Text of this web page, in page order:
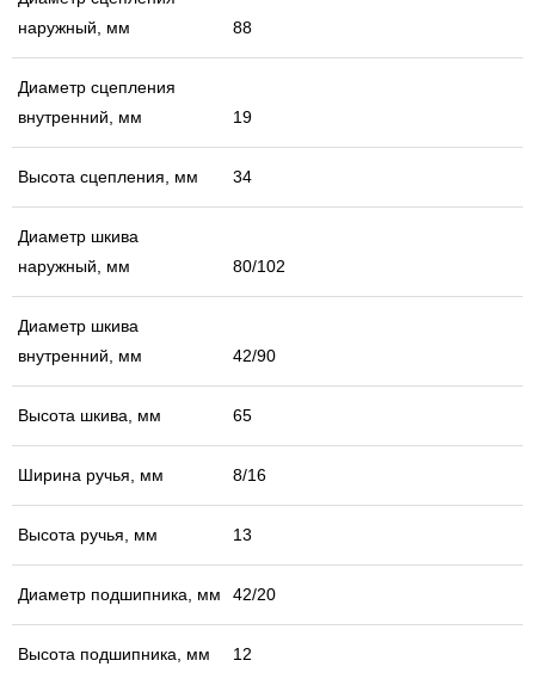
наружный, мм
88
Диаметр сцепления
внутренний, мм
19
Высота сцепления, мм 34
Диаметр шкива
наружный, мм
80/102
Диаметр шкива
внутренний, мм
42/90
Высота шкива, мм 65
Ширина ручья, мм 8/16
Высота ручья, мм 13
Диаметр подшипника, мм 42/20
Высота подшипника, мм 12